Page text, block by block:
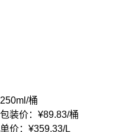
250ml /桶
包装价： ¥89.83/桶
单价： ¥359.33/L